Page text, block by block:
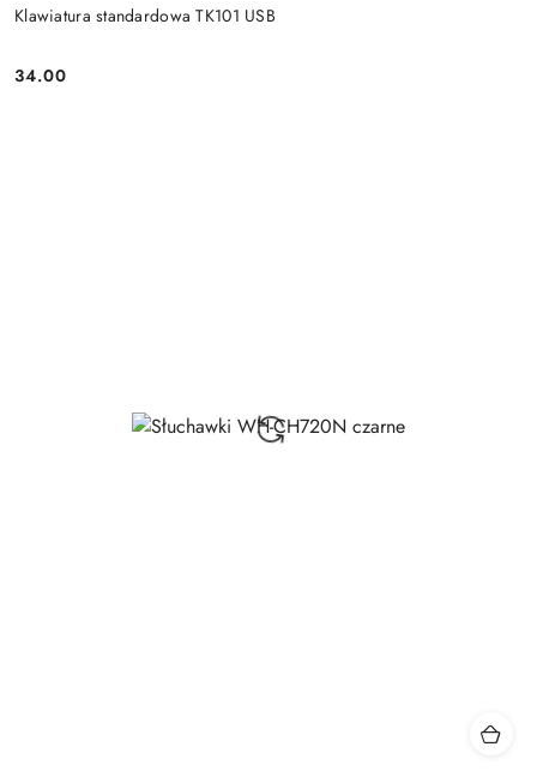
Klawiatura standardowa TK101 USB
Price:
34.00